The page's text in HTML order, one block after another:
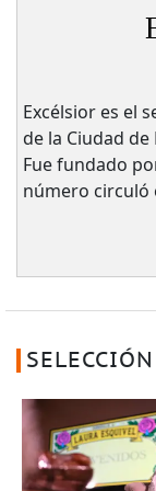
Excélsior es el
de la Ciudad
Fue fundado
número circuló